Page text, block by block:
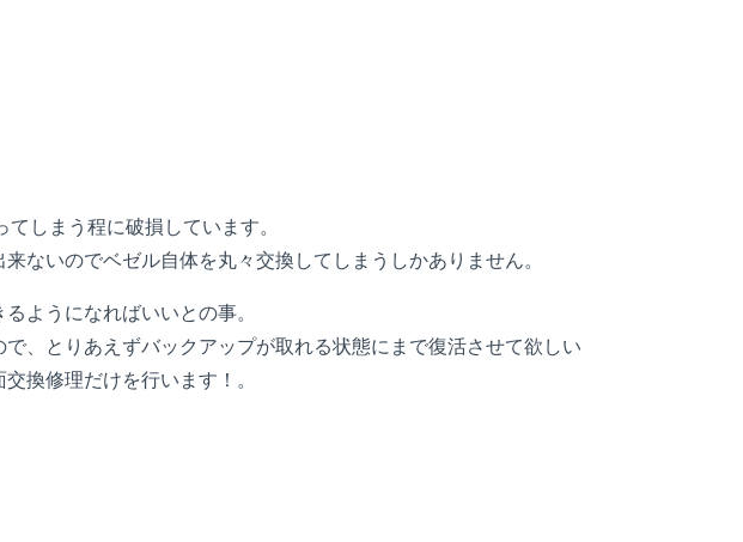
しまう程に破損しています。
ないのでベゼル自体を丸々交換してしまうしかありません。
ようになればいいとの事。
、とりあえずバックアップが取れる状態にまで復活させて欲しい
換修理だけを行います！。